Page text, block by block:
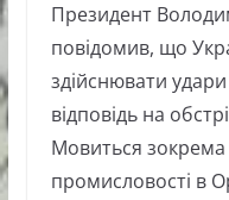
Президент
повідомив, що
здійснювати удари
відповідь на
Мовиться зокрема
промисловості в